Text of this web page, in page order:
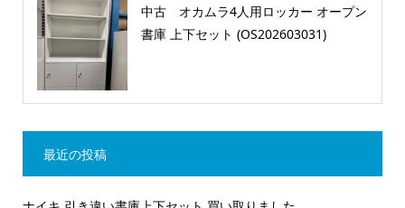
中古 オカムラ4人用ロッカー オープン
書庫 上下セット (OS202603031)
最近の投稿